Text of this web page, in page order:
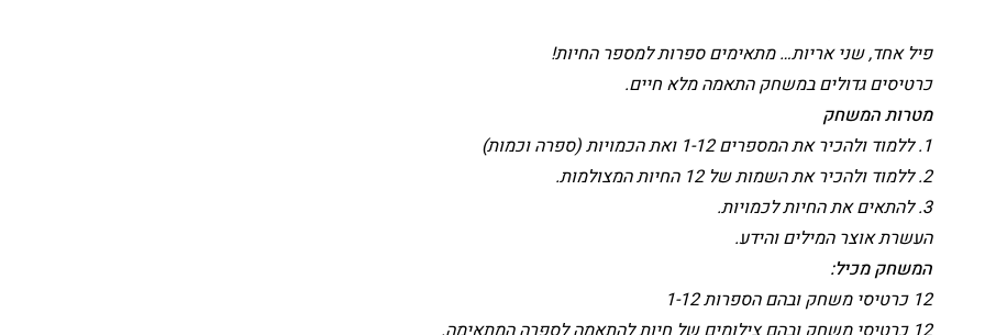
פיל אחד, שני אריות… מתאימים ספרות למספר החיות!
כרטיסים גדולים במשחק התאמה מלא חיים.
מטרות המשחק
1. ללמוד ולהכיר את המספרים 1-12 ואת הכמויות (ספרה וכמות)
2. ללמוד ולהכיר את השמות של 12 החיות המצולמות.
3. להתאים את החיות לכמויות.
העשרת אוצר המילים והידע.
המשחק מכיל:
12 כרטיסי משחק ובהם הספרות 1-12